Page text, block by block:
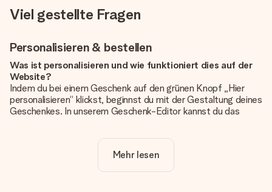
Viel gestellte Fragen
Personalisieren & bestellen
Was ist personalisieren und wie funktioniert dies auf der
Website?
Indem du bei einem Geschenk auf den grünen Knopf „Hier
personalisieren“ klickst, beginnst du mit der Gestaltung deines
Geschenkes. In unserem Geschenk-Editor kannst du das
noch eines unserer angebotenen Designs, um deinem
Geschenk die perfekte Ausstrahlung zu verleihen.
Mehr lesen